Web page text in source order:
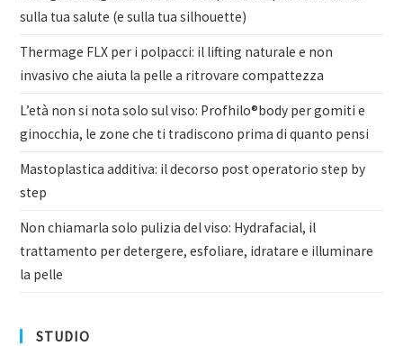
sulla tua salute (e sulla tua silhouette)
Thermage FLX per i polpacci: il lifting naturale e non
invasivo che aiuta la pelle a ritrovare compattezza
L’età non si nota solo sul viso: Profhilo®body per gomiti e
ginocchia, le zone che ti tradiscono prima di quanto pensi
Mastoplastica additiva: il decorso post operatorio step by
step
Non chiamarla solo pulizia del viso: Hydrafacial, il
trattamento per detergere, esfoliare, idratare e illuminare
la pelle
STUDIO